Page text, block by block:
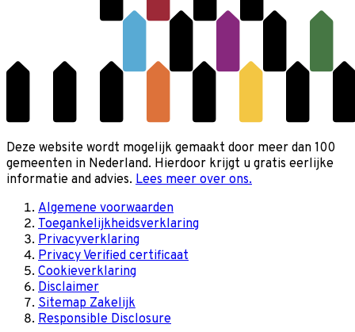
Deze website wordt mogelijk gemaakt door meer dan 100
gemeenten in Nederland. Hierdoor krijgt u gratis eerlijke
informatie and advies. Lees meer over ons.
Algemene voorwaarden
Toegankelijkheidsverklaring
Privacyverklaring
Privacy Verified certificaat
Cookieverklaring
Disclaimer
Sitemap Zakelijk
Responsible Disclosure